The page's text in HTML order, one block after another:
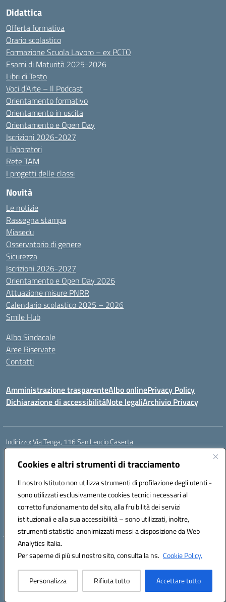
Cookies e altri strumenti di tracciamento
Il nostro Istituto non utilizza strumenti di profilazione degli utenti -
sono utilizzati esclusivamente cookies tecnici necessari al
corretto funzionamento del sito, alla fruibilità dei servizi
istituzionali e alla sua accessibilità – sono utilizzati, inoltre,
strumenti statistici anonimizzati messi a disposizione da Web
Analytics Italia.
Per saperne di più sul nostro sito, consulta la ns. Cookie Policy.
Personalizza Rifiuta tutto Accettare tutto
Didattica
Offerta formativa
Orario scolastico
Formazione Scuola Lavoro – ex PCTO
Esami di Maturità 2025-2026
Libri di Testo
Voci d’Arte – Il Podcast
Orientamento formativo
Orientamento in uscita
Orientamento e Open Day
Iscrizioni 2026-2027
I laboratori
Rete TAM
I progetti delle classi
Novità
Le notizie
Rassegna stampa
Miasedu
Osservatorio di genere
Sicurezza
Iscrizioni 2026-2027
Orientamento e Open Day 2026
Attuazione misure PNRR
Calendario scolastico 2025 – 2026
Smile Hub
Albo Sindacale
Aree Riservate
Contatti
Amministrazione trasparenteAlbo onlinePrivacy Policy
Dichiarazione di accessibilitàNote legaliArchivio Privacy
Indirizzo:Via Tenga, 116 San Leucio Caserta
Centralino:0823304917 Email:ceis042009@istruzione.it
Posta elettronica certificata (PEC):ceis042009@pec.istruzione.it
Codice fiscale: 93098380616
Codice meccanografico:CEIS042009
Codice Indice delle Pubbliche Amministrazioni (IPA): islasleu
Codice unico di fatturazione (CUF): UFLTNX
Hosting & Powered by 3D Solution S.r.l.
Concept & Design by Designers Italia